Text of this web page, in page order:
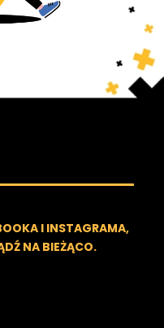
I INSTAGRAMA,
NA BIEŻĄCO.